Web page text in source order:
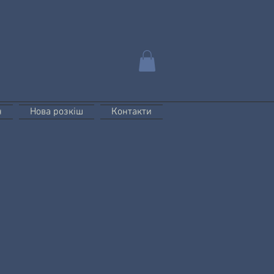
Нова розкіш Контакти